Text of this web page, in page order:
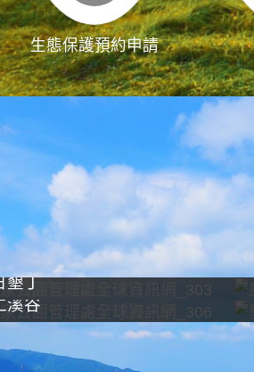
生態保護預約申請
墾丁
溪谷